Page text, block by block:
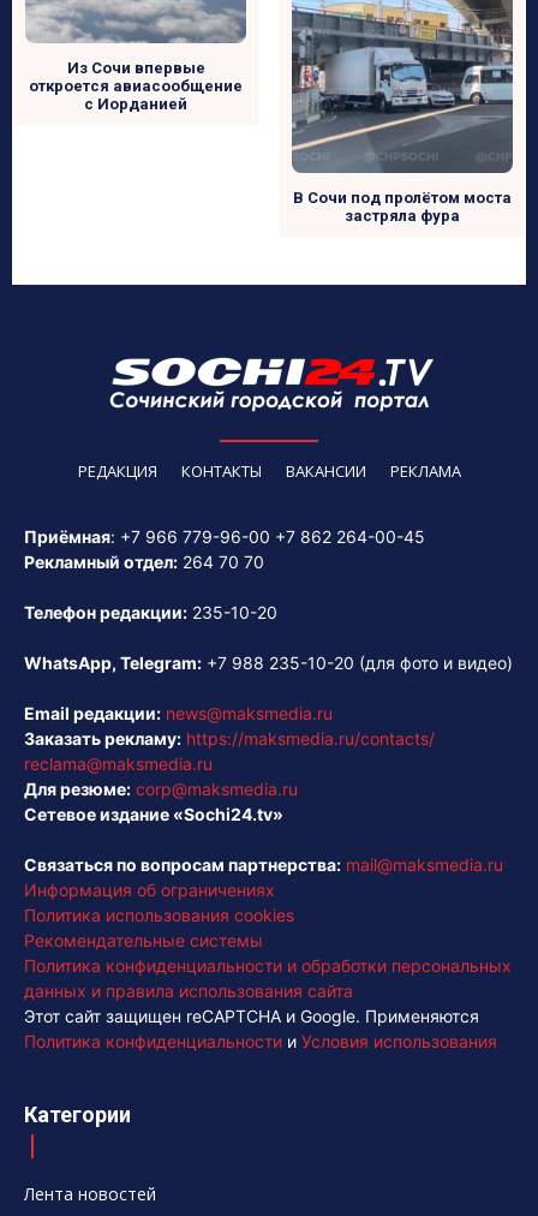
Из Сочи впервые
откроется авиасообщение
с Иорданией
В Сочи под пролётом моста
застряла фура
РЕДАКЦИЯ КОНТАКТЫ ВАКАНСИИ РЕКЛАМА
Приёмная: +7 966 779-96-00 +7 862 264-00-45
Рекламный отдел: 264 70 70
Телефон редакции: 235-10-20
WhatsApp, Telegram: +7 988 235-10-20 (для фото и видео)
Email редакции: news@maksmedia.ru
Заказать рекламу: https://maksmedia.ru/contacts/
reclama@maksmedia.ru
Для резюме: corp@maksmedia.ru
Сетевое издание «Sochi24.tv»
Связаться по вопросам партнерства: mail@maksmedia.ru
Информация об ограничениях
Политика использования cookies
Рекомендательные системы
Политика конфиденциальности и обработки персональных
данных и правила использования сайта
Этот сайт защищен reCAPTCHA и Google. Применяются
Политика конфиденциальности и Условия использования
Категории
Лента новостей